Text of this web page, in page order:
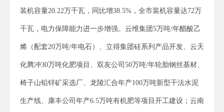
装机容量20.22万千瓦，同比增38.5%，全市装机容量达72万
千瓦，电力保障能力进一步增强。云维集团5万吨/年醋酸乙
烯（配套20万吨/年电石）、立得集团硅系列产品开发、云天
化腾冲30万吨化肥项目、双友公司50万吨/年轮胎钢丝基材、
椅子山铅锌矿采选厂、龙陵汇合年产100万吨新型干法水泥
生产线、康丰公司年产6.5万吨有机肥等项目开工建设；云南